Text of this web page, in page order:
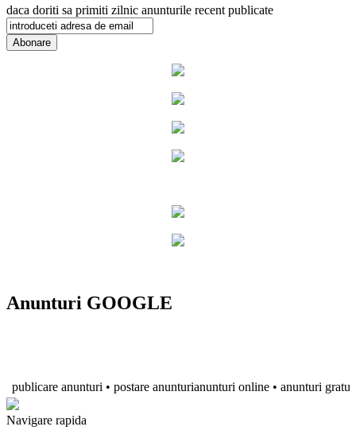
daca doriti sa primiti zilnic anunturile recent publicate
Anunturi GOOGLE
anunturi • postare anunturianunturi online • anunturi gratuite
Navigare rapida